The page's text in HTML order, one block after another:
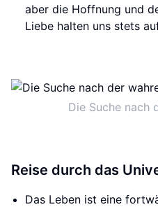
aber die Hoffnung und
Liebe halten uns stets
Die Suche nach
Reise durch das
Das Leben ist eine